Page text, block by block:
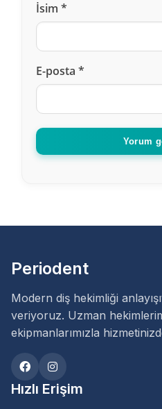
İsim *
E-posta *
Yorum
Periodent
Modern diş hekimliği
veriyoruz. Uzman
ekipmanlarımızla
Hızlı Erişim